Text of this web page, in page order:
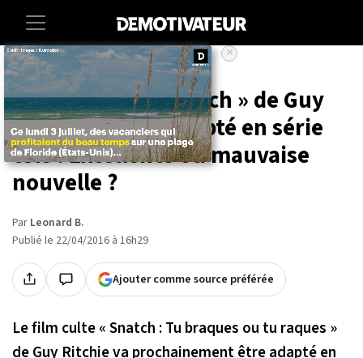
Accueil Entertainment
Le film culte « Snatch » de Guy
Ritchie va être adapté en série
télé ! Excellente ou mauvaise
nouvelle ?
Par Leonard B.
Publié le 22/04/2016 à 16h29
Ajouter comme source préférée
Le film culte « Snatch : Tu braques ou tu raques »
de Guy Ritchie va prochainement être adapté en
×